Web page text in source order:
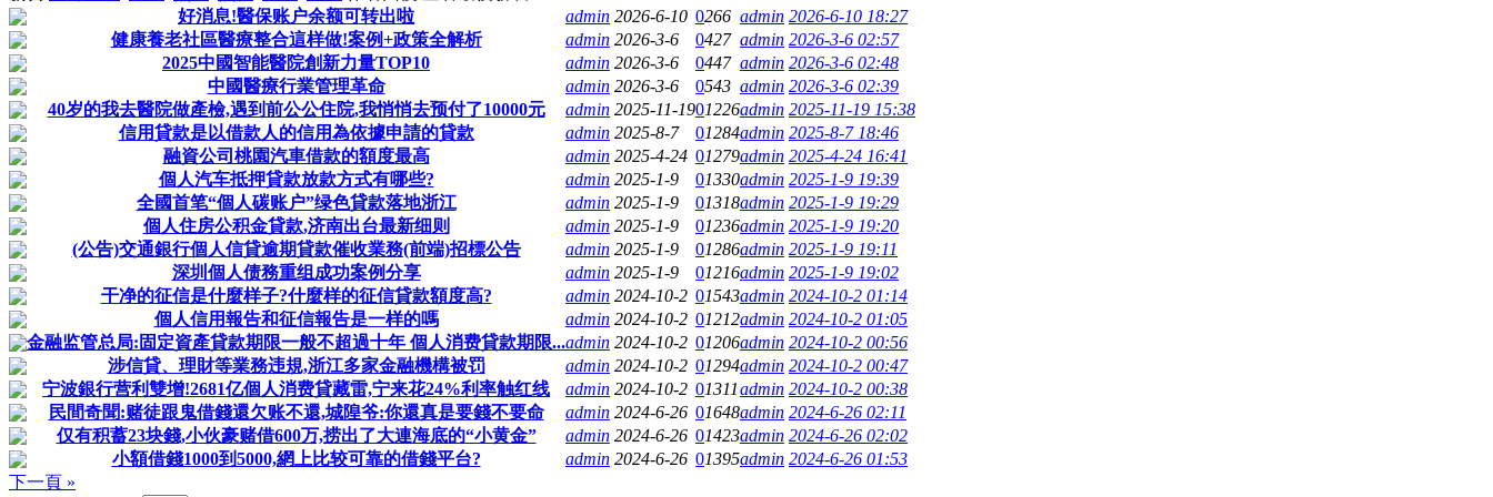
好消息!醫保账户余额可转出啦
admin 2026-6-10 0266 admin 2026-6-10 18:27
健康養老社區醫療整合這样做!案例+政策全解析
admin 2026-3-6 0427 admin 2026-3-6 02:57
2025中國智能醫院創新力量TOP10
admin 2026-3-6 0447 admin 2026-3-6 02:48
中國醫療行業管理革命
admin 2026-3-6 0543 admin 2026-3-6 02:39
40岁的我去醫院做產檢,遇到前公公住院,我悄悄去预付了10000元
admin 2025-11-1901226admin 2025-11-19 15:38
信用貸款是以借款人的信用為依據申請的貸款
admin 2025-8-7 01284admin 2025-8-7 18:46
融資公司桃園汽車借款的額度最高
admin 2025-4-24 01279admin 2025-4-24 16:41
個人汽车抵押貸款放款方式有哪些?
admin 2025-1-9 01330admin 2025-1-9 19:39
全國首笔“個人碳账户”绿色貸款落地浙江
admin 2025-1-9 01318admin 2025-1-9 19:29
個人住房公积金貸款,济南出台最新细则
admin 2025-1-9 01236admin 2025-1-9 19:20
(公告)交通銀行個人信貸逾期貸款催收業務(前端)招標公告
admin 2025-1-9 01286admin 2025-1-9 19:11
深圳個人债務重组成功案例分享
admin 2025-1-9 01216admin 2025-1-9 19:02
干净的征信是什麼样子?什麼样的征信貸款額度高?
admin 2024-10-2 01543admin 2024-10-2 01:14
個人信用報告和征信報告是一样的嗎
admin 2024-10-2 01212admin 2024-10-2 01:05
金融监管总局:固定資產貸款期限一般不超過十年 個人消费貸款期限...admin 2024-10-2 01206admin 2024-10-2 00:56
涉信貸、理財等業務违規,浙江多家金融機構被罚
admin 2024-10-2 01294admin 2024-10-2 00:47
宁波銀行营利雙增!2681亿個人消费貸藏雷,宁来花24%利率触红线
admin 2024-10-2 01311admin 2024-10-2 00:38
民間奇聞:赌徒跟鬼借錢還欠账不還,城隍爷:你還真是要錢不要命
admin 2024-6-26 01648admin 2024-6-26 02:11
仅有积蓄23块錢,小伙豪赌借600万,捞出了大連海底的“小黄金”
admin 2024-6-26 01423admin 2024-6-26 02:02
小額借錢1000到5000,網上比较可靠的借錢平台?
admin 2024-6-26 01395admin 2024-6-26 01:53
下一頁 »